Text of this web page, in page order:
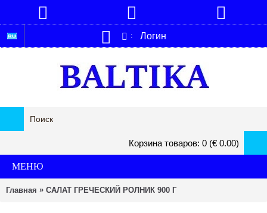
: Логин
Корзина товаров: 0 (€ 0.00)
МЕНЮ
Главная » САЛАТ ГРЕЧЕСКИЙ РОЛНИК 900 Г